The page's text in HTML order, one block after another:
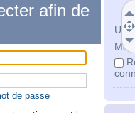
Mot
afin de
de passe